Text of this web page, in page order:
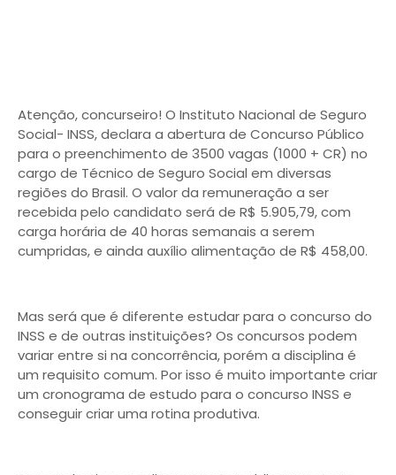
Atenção, concurseiro! O Instituto Nacional de Seguro
Social- INSS, declara a abertura de Concurso Público
para o preenchimento de 3500 vagas (1000 + CR) no
cargo de Técnico de Seguro Social em diversas
regiões do Brasil. O valor da remuneração a ser
recebida pelo candidato será de R$ 5.905,79, com
carga horária de 40 horas semanais a serem
cumpridas, e ainda auxílio alimentação de R$ 458,00.
Mas será que é diferente estudar para o concurso do
INSS e de outras instituições? Os concursos podem
variar entre si na concorrência, porém a disciplina é
um requisito comum. Por isso é muito importante criar
um cronograma de estudo para o concurso INSS e
conseguir criar uma rotina produtiva.